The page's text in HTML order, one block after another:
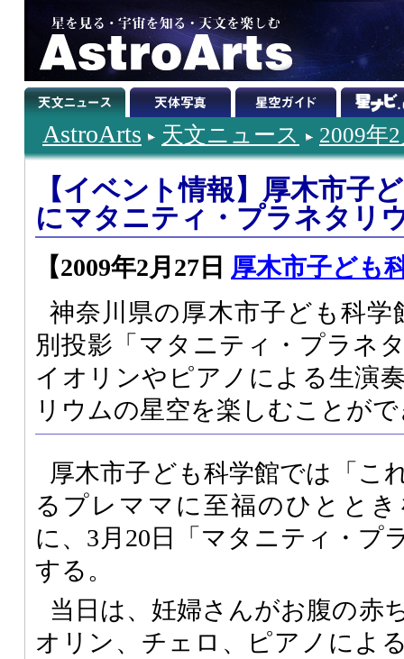
AstroArts 天文ニュース 2009年
【イベント情報】厚木市子
にマタニティ・プラネタリ
【2009年2月27日 厚木市子ども
神奈川県の厚木市子ども科学
別投影「マタニティ・プラネ
イオリンやピアノによる生演
リウムの星空を楽しむことが
厚木市子ども科学館では「こ
るプレママに至福のひとと
に、3月20日「マタニティ・プ
する。
当日は、妊婦さんがお腹の赤
オリン、チェロ、ピアノによ